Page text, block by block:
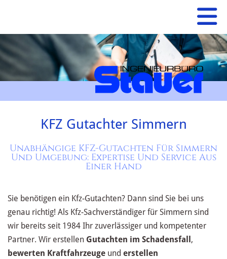
KFZ Gutachter Simmern
Unabhängige KFZ-Gutachten Für Simmern
Und Umgebung: Expertise Und Service Aus
Einer Hand
Sie benötigen ein Kfz-Gutachten? Dann sind Sie bei uns
genau richtig! Als Kfz-Sachverständiger für Simmern sind
wir bereits seit 1984 Ihr zuverlässiger und kompetenter
Partner. Wir erstellen Gutachten im Schadensfall ,
bewerten Kraftfahrzeuge und erstellen